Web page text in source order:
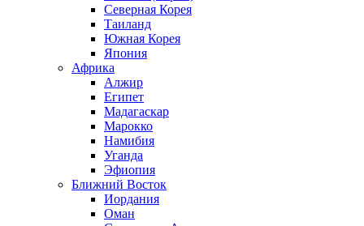
Северная Корея
Таиланд
Южная Корея
Япония
Африка
Алжир
Египет
Мадагаскар
Марокко
Намибия
Уганда
Эфиопия
Ближний Восток
Иордания
Оман